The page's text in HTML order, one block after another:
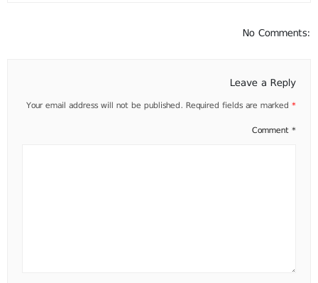
No Comments:
Leave a Reply
Your email address will not be published. Required fields are marked *
Comment *